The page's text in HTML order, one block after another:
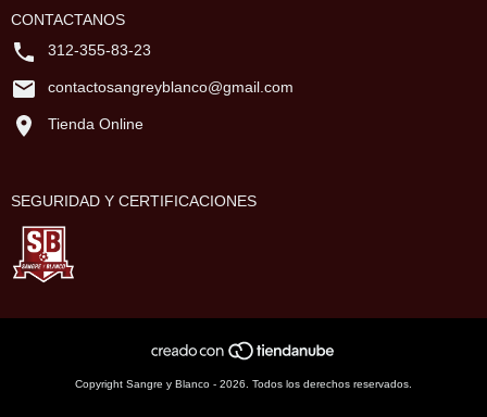
CONTACTANOS
312-355-83-23
contactosangreyblanco@gmail.com
Tienda Online
SEGURIDAD Y CERTIFICACIONES
Copyright Sangre y Blanco - 2026. Todos los derechos reservados.